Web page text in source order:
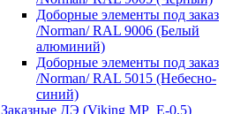
Доборные элементы под заказ
/Norman/ RAL 9006 (Белый
алюминий)
Доборные элементы под заказ
/Norman/ RAL 5015 (Небесно-
синий)
Заказные ДЭ (Viking MP_E-0,5)